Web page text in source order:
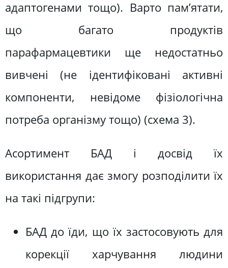
адаптогенами тощо). Варто пам’ятати,
що багато продуктів
парафармацевтики ще недостатньо
вивчені (не ідентифіковані активні
компоненти, невідоме фізіологічна
потреба організму тощо) (схема 3).
Асортимент БАД і досвід їх
використання дає змогу розподілити їх
на такі підгрупи:
БАД до їди, що їх застосовують для
корекції харчування людини